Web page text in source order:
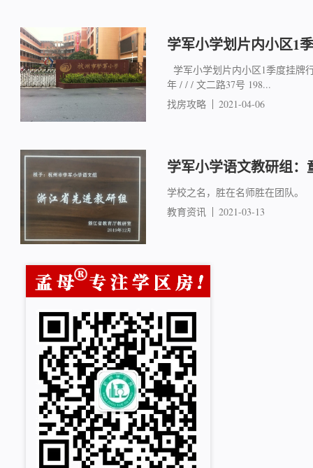
学军小学划片内小区1
学军小学划片内小区1季度挂牌
年 / / / 文二路37号 198...
找房攻略
2021-04-06
学军小学语文教研组
学校之名，胜在名师胜在团队。
教育资讯
2021-03-13